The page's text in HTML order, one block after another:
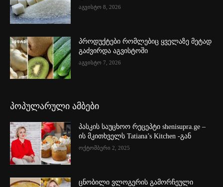
აგვისტო 8, 2026
პროდუქტები რომლებიც ყველაზე მეტად
გაძვირდა აგვისტოში
აგვისტო 7, 2026
პოპულარული ამბები
პასკის საუცხოო რეცეპტი shenisupra.ge –
ის მკითხველს Tatiana’s Kitchen -გან
ოქტომბერი 2, 2025
ცნობილი ვლოგერის გამორჩეული